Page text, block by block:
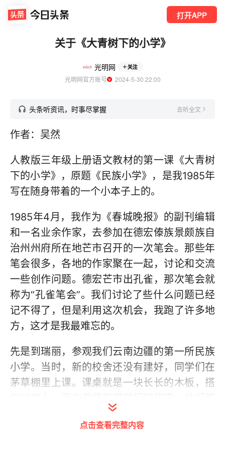
打开APP
关于《大青树下的小学》
光明网 关注
光明网官方账号
  2024-5-30 22:00
头条听资讯，时事尽掌握 去听全文
作者：吴然
人教版三年级上册语文教材的第一课《大青树
下的小学》，原题《民族小学》，是我1985年
写在随身带着的一个小本子上的。
1985年4月，我作为《春城晚报》的副刊编辑
和一名业余作家，去参加在德宏傣族景颇族自
治州州府所在地芒市召开的一次笔会。那些年
笔会很多，各地的作家聚在一起，讨论和交流
一些创作问题。德宏芒市出孔雀，那次笔会就
称为“孔雀笔会”。我们讨论了些什么问题已经
记不得了，但是利用这次机会，我跑了许多地
方，这才是我最难忘的。
先是到瑞丽，参观我们云南边疆的第一所民族
小学。当时，新的校舍还没有建好，同学们在
茅草棚里上课。课桌就是一块长长的木板，搭
高兴地拍起手。随后，我又前往与缅甸接壤的
弄岛，把自己的脸紧紧地贴着界碑上的“中国”
点击查看完整内容